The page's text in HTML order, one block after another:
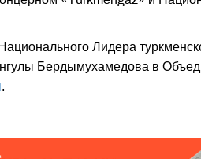
Лидера
Бердымухамедова в
.